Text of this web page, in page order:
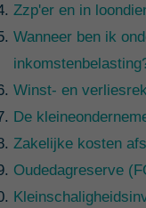
Zzp'er en in
Wanneer ben ik
Winst- en
De
Zakelijke kosten
Oudedagreserve